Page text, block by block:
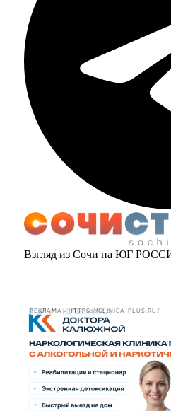
Взгляд из Сочи на ЮГ
РЕКЛАМА • HTTPS://CLINICA-PLUS.RU/